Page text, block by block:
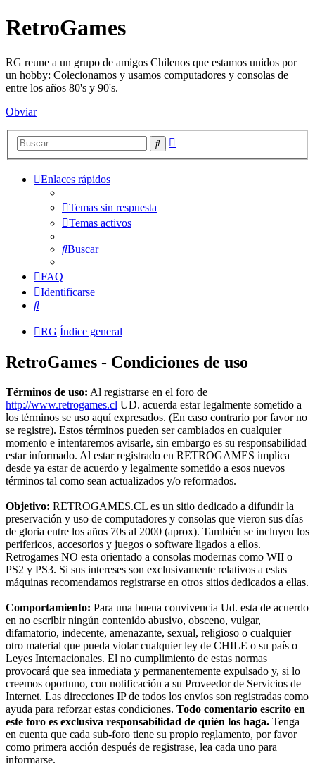
RetroGames
RG reune a un grupo de amigos Chilenos que estamos unidos por
un hobby: Colecionamos y usamos computadores y consolas de
entre los años 80's y 90's.
Obviar
Buscar
Enlaces rápidos
Temas sin respuesta
Temas activos
Buscar
FAQ
Identificarse
Buscar
RG Índice general
RetroGames - Condiciones de uso
Términos de uso: Al registrarse en el foro de
http://www.retrogames.cl UD. acuerda estar legalmente sometido a
los términos se uso aquí expresados. (En caso contrario por favor no
se registre). Estos términos pueden ser cambiados en cualquier
momento e intentaremos avisarle, sin embargo es su responsabilidad
estar informado. Al estar registrado en RETROGAMES implica
desde ya estar de acuerdo y legalmente sometido a esos nuevos
términos tal como sean actualizados y/o reformados.
Objetivo: RETROGAMES.CL es un sitio dedicado a difundir la
preservación y uso de computadores y consolas que vieron sus días
de gloria entre los años 70s al 2000 (aprox). También se incluyen los
perifericos, accesorios y juegos o software ligados a ellos.
Retrogames NO esta orientado a consolas modernas como WII o
PS2 y PS3. Si sus intereses son exclusivamente relativos a estas
máquinas recomendamos registrarse en otros sitios dedicados a ellas.
Comportamiento: Para una buena convivencia Ud. esta de acuerdo
en no escribir ningún contenido abusivo, obsceno, vulgar,
difamatorio, indecente, amenazante, sexual, religioso o cualquier
otro material que pueda violar cualquier ley de CHILE o su país o
Leyes Internacionales. El no cumplimiento de estas normas
provocará que sea inmediata y permanentemente expulsado y, si lo
creemos oportuno, con notificación a su Proveedor de Servicios de
Internet. Las direcciones IP de todos los envíos son registradas como
ayuda para reforzar estas condiciones. Todo comentario escrito en
este foro es exclusiva responsabilidad de quién los haga. Tenga
en cuenta que cada sub-foro tiene su propio reglamento, por favor
como primera acción después de registrase, lea cada uno para
informarse.